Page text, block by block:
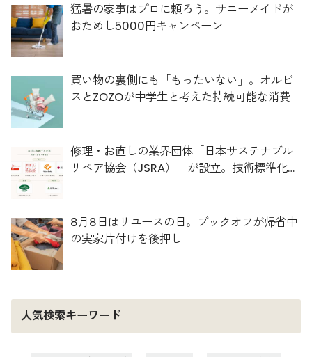
猛暑の家事はプロに頼ろう。サニーメイドが
おためし5000円キャンペーン
買い物の裏側にも「もったいない」。オルビ
スとZOZOが中学生と考えた持続可能な消費
修理・お直しの業界団体「日本サステナブル
リペア協会（JSRA）」が設立。技術標準化や
8月8日はリユースの日。ブックオフが帰省中
の実家片付けを後押し
人気検索キーワード